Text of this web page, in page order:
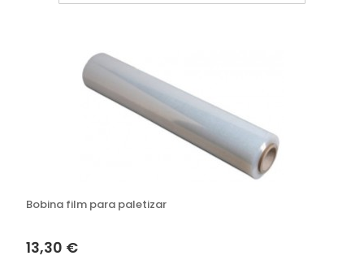
Bobina film para paletizar
13,30 €